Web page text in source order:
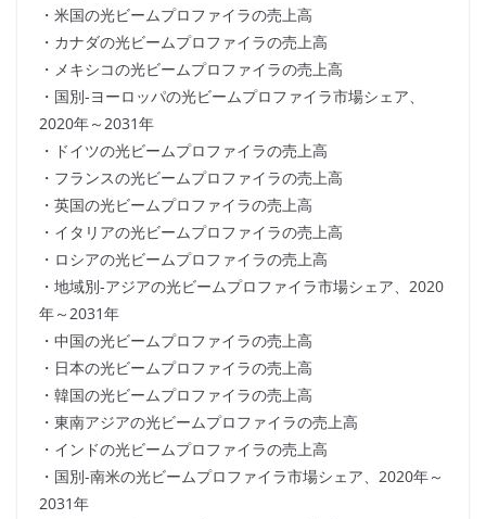
・米国の光ビームプロファイラの売上高
・カナダの光ビームプロファイラの売上高
・メキシコの光ビームプロファイラの売上高
・国別-ヨーロッパの光ビームプロファイラ市場シェア、
2020年～2031年
・ドイツの光ビームプロファイラの売上高
・フランスの光ビームプロファイラの売上高
・英国の光ビームプロファイラの売上高
・イタリアの光ビームプロファイラの売上高
・ロシアの光ビームプロファイラの売上高
・地域別-アジアの光ビームプロファイラ市場シェア、2020
年～2031年
・中国の光ビームプロファイラの売上高
・日本の光ビームプロファイラの売上高
・韓国の光ビームプロファイラの売上高
・東南アジアの光ビームプロファイラの売上高
・インドの光ビームプロファイラの売上高
・国別-南米の光ビームプロファイラ市場シェア、2020年～
2031年